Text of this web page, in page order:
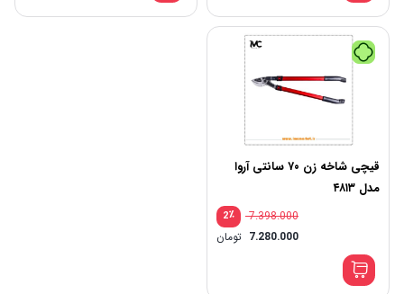
قیچی شاخه زن ۷۰ سانتی آروا
مدل ۴۸۱۳
٪2
7.398.000
7.280.000 تومان